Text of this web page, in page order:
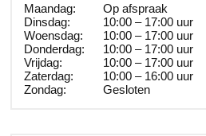
Maandag:
Op afspraak
Dinsdag:
10:00 – 17:00 uur
Woensdag:
10:00 – 17:00 uur
Donderdag:
10:00 – 17:00 uur
Vrijdag:
10:00 – 17:00 uur
Zaterdag:
10:00 – 16:00 uur
Zondag:
Gesloten